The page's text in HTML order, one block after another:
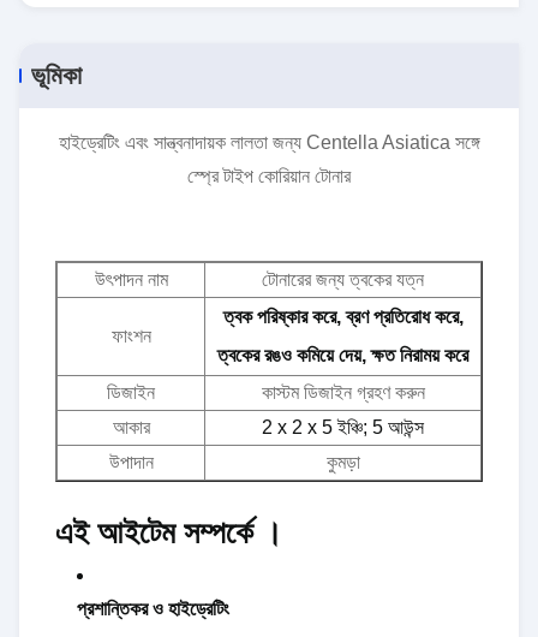
ভূমিকা
হাইড্রেটিং এবং সান্ত্বনাদায়ক লালতা জন্য Centella Asiatica সঙ্গে
স্প্রে টাইপ কোরিয়ান টোনার
উৎপাদন নাম টোনারের জন্য ত্বকের যত্ন
ফাংশন
ত্বক পরিষ্কার করে, ব্রণ প্রতিরোধ করে,
ত্বকের রঙও কমিয়ে দেয়, ক্ষত নিরাময় করে
ডিজাইন
কাস্টম ডিজাইন গ্রহণ করুন
আকার
2 x 2 x 5 ইঞ্চি; 5 আউন্স
উপাদান
কুমড়া
এই আইটেম সম্পর্কে ।
প্রশান্তিকর ও হাইড্রেটিং